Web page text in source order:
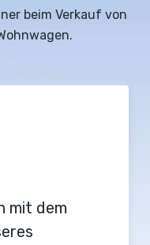
beim Verkauf von
mit dem